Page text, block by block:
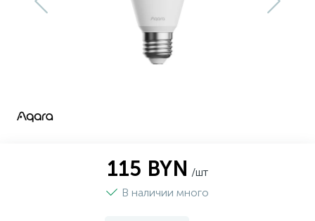
115 BYN /шт
В наличии много